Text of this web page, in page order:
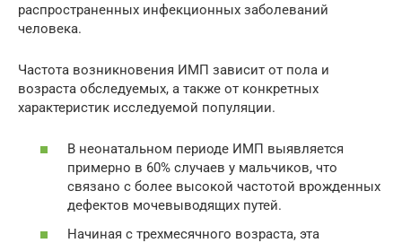
распространенных инфекционных заболеваний
человека.
Частота возникновения ИМП зависит от пола и
возраста обследуемых, а также от конкретных
характеристик исследуемой популяции.
В неонатальном периоде ИМП выявляется
примерно в 60% случаев у мальчиков, что
связано с более высокой частотой врожденных
дефектов мочевыводящих путей.
Начиная с трехмесячного возраста, эта